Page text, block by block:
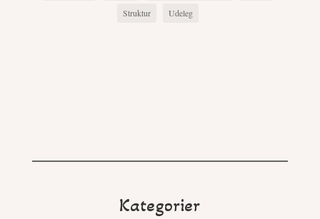
Struktur
Udeleg
Kategorier